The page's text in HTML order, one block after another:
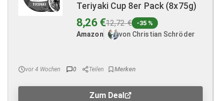
Teriyaki Cup 8er Pack (8x75g)
8,26 €12,72 € -35 %
Amazon von Christian Schröder
vor 4 Wochen 0 Teilen
Zum Deal